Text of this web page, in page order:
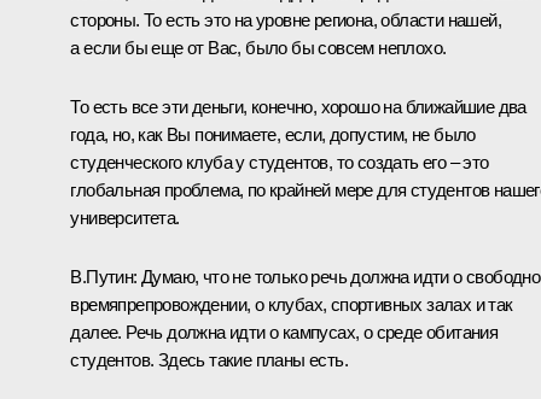
стороны. То есть это на уровне региона, области нашей,
а если бы еще от Вас, было бы совсем неплохо.
То есть все эти деньги, конечно, хорошо на ближайшие два
года, но, как Вы понимаете, если, допустим, не было
студенческого клуба у студентов, то создать его – это
глобальная проблема, по крайней мере для студентов
университета.
В.Путин: Думаю, что не только речь должна идти о
времяпрепровождении, о клубах, спортивных залах и так
далее. Речь должна идти о кампусах, о среде обитания
студентов. Здесь такие планы есть.